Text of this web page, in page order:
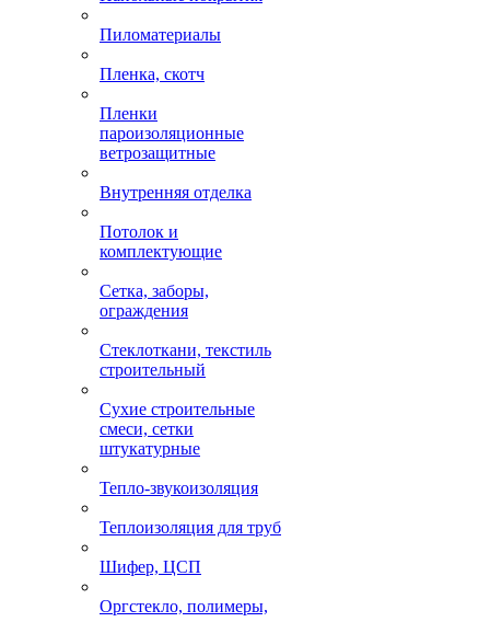
Пиломатериалы
Пленка, скотч
Пленки
пароизоляционные
ветрозащитные
Внутренняя отделка
Потолок и
комплектующие
Сетка, заборы,
ограждения
Стеклоткани, текстиль
строительный
Сухие строительные
смеси, сетки
штукатурные
Тепло-звукоизоляция
Теплоизоляция для труб
Шифер, ЦСП
Оргстекло, полимеры,